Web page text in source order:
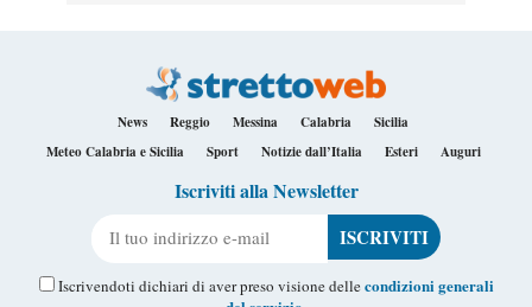
News Reggio Messina Calabria
Sicilia
Meteo Calabria e Sicilia
Sport Notizie dall’Italia Esteri Auguri
Iscriviti alla Newsletter
Iscrivendoti dichiari di aver preso visione dellecondizioni generali